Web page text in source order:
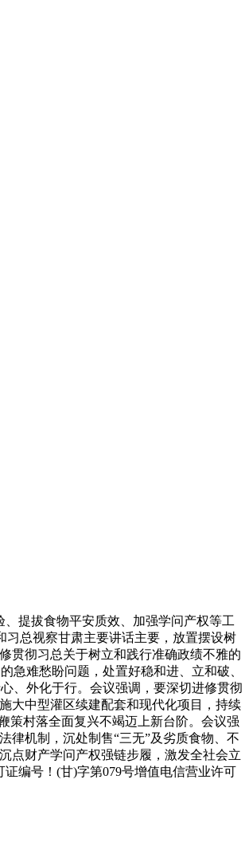
提拔食物平安质效、加强学问产权等工
习总视察甘肃主要讲话主要，放置摆设树
贯彻习总关于树立和践行准确政绩不雅的
急难愁盼问题，处置好稳和进、立和破、
、外化于行。会议强调，要深切进修贯彻
大中型灌区续建配套和现代化项目，持续
策村落全面复兴不竭迈上新台阶。会议强
律机制，沉处制售“三无”及劣质食物、不
点财产学问产权强链步履，激发全社会立
证编号！(甘)字第079号增值电信营业许可